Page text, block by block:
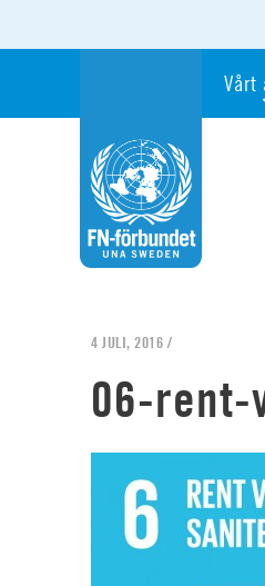
Vårt
4 JULI, 2016 /
06-